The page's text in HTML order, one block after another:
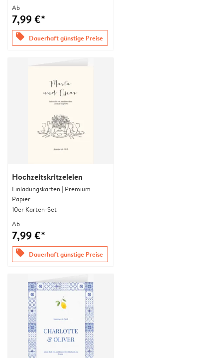
Ab
7,99 €*
offers Dauerhaft günstige Preise
Hochzeitskritzeleien
Einladungskarten | Premium
Papier
10er Karten-Set
Ab
7,99 €*
offers Dauerhaft günstige Preise